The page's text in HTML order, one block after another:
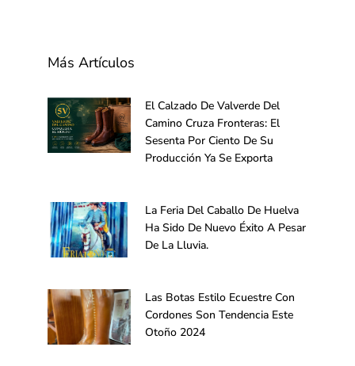
Más Artículos
El Calzado De Valverde Del
Camino Cruza Fronteras: El
Sesenta Por Ciento De Su
Producción Ya Se Exporta
La Feria Del Caballo De Huelva
Ha Sido De Nuevo Éxito A Pesar
De La Lluvia.
Las Botas Estilo Ecuestre Con
Cordones Son Tendencia Este
Otoño 2024